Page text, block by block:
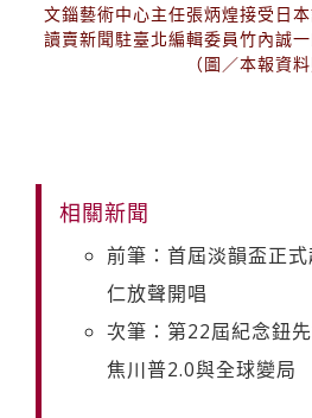
文錙藝術中心主任張炳煌接受日
讀賣新聞駐臺北編輯委員竹內誠
（圖／本報資料
相關新聞
前筆：首屆淡韻盃正
仁放聲開唱
次筆：第22屆紀念鈕
焦川普2.0與全球變局